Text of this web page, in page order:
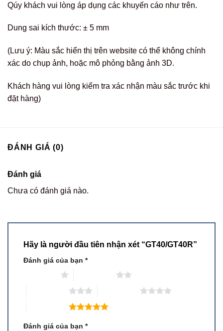
Qúy khách vui lòng áp dụng các khuyến cáo như trên.
Dung sai kích thước: ± 5 mm
(Lưu ý: Màu sắc hiển thị trên website có thể không chính
xác do chụp ảnh, hoặc mô phỏng bằng ảnh 3D.
Khách hàng vui lòng kiểm tra xác nhận màu sắc trước khi
đặt hàng)
ĐÁNH GIÁ (0)
Đánh giá
Chưa có đánh giá nào.
Hãy là người đầu tiên nhận xét “GT40/GT40R”
Đánh giá của bạn *
Đánh giá của bạn *